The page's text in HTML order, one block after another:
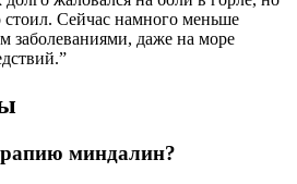
стоил. Сейчас намного меньше
заболеваниями, даже на море
миндалин?